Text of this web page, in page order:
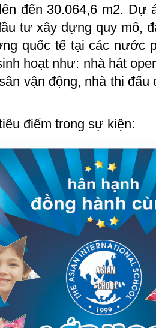
đến 30.064,6 m2.
tư xây dựng quy mô,
quốc tế tại các nước
hoạt như: nhà hát
vận động, nhà thi đấu
điểm trong sự kiện: